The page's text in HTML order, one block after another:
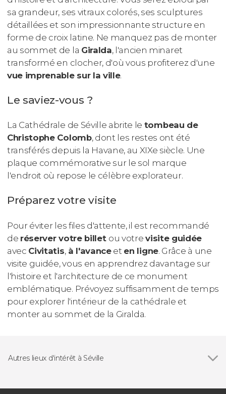
sa grandeur, ses vitraux colorés, ses sculptures
détaillées et son impressionnante structure en
forme de croix latine. Ne manquez pas de monter
au sommet de la Giralda, l'ancien minaret
transformé en clocher, d'où vous profiterez d'une
vue imprenable sur la ville.
Le saviez-vous ?
La Cathédrale de Séville abrite le tombeau de
Christophe Colomb, dont les restes ont été
transférés depuis la Havane, au XIXe siècle. Une
plaque commémorative sur le sol marque
l'endroit où repose le célèbre explorateur.
Préparez votre visite
Pour éviter les files d'attente, il est recommandé
de réserver votre billet ou votrevisite guidée
avec Civitatis,à l'avanceet en ligne. Grâce à une
visite guidée, vous en apprendrez davantage sur
l'histoire et l'architecture de ce monument
emblématique. Prévoyez suffisamment de temps
pour explorer l'intérieur de la cathédrale et
monter au sommet de la Giralda.
Autres lieux d'intérêt à Séville
Archives générales des Indes